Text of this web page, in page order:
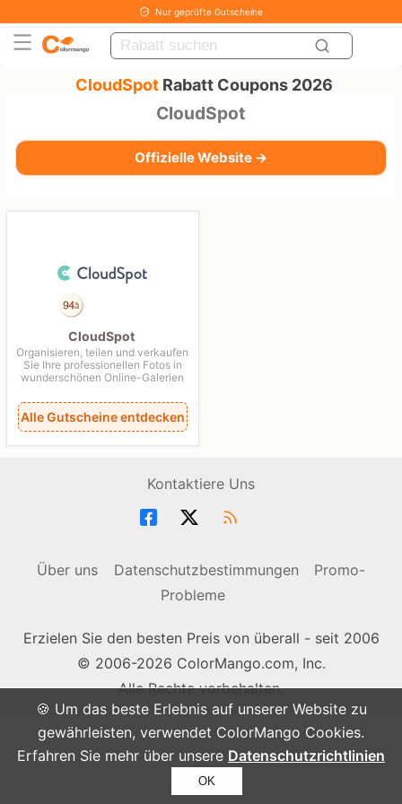
🍪 Um das beste Erlebnis auf unserer Website zu
gewährleisten, verwendet ColorMango Cookies.
Erfahren Sie mehr über unsere Datenschutzrichtlinien
OK
Nur geprüfte Gutscheine
CloudSpotRabatt Coupons 2026
CloudSpot
Offizielle Website →
CloudSpot
Organisieren, teilen und verkaufen
Sie Ihre professionellen Fotos in
wunderschönen Online-Galerien
Alle Gutscheine entdecken
Kontaktiere Uns
Über uns Datenschutzbestimmungen
Promo-
Probleme
Erzielen Sie den besten Preis von überall - seit 2006
© 2006-2026 ColorMango.com, Inc.
Alle Rechte vorbehalten.